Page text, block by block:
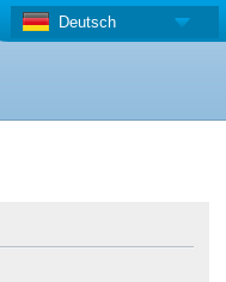
Deutsch